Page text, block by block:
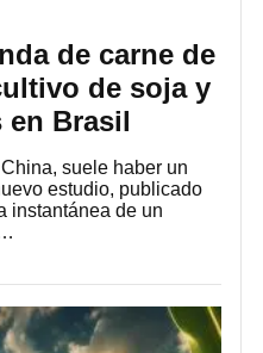
de carne de
de soja y
en Brasil
suele haber un
estudio, publicado
instantánea de un